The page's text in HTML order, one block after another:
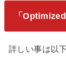
「
詳しい事は以